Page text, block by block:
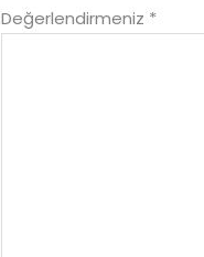
Değerlendirmeniz *